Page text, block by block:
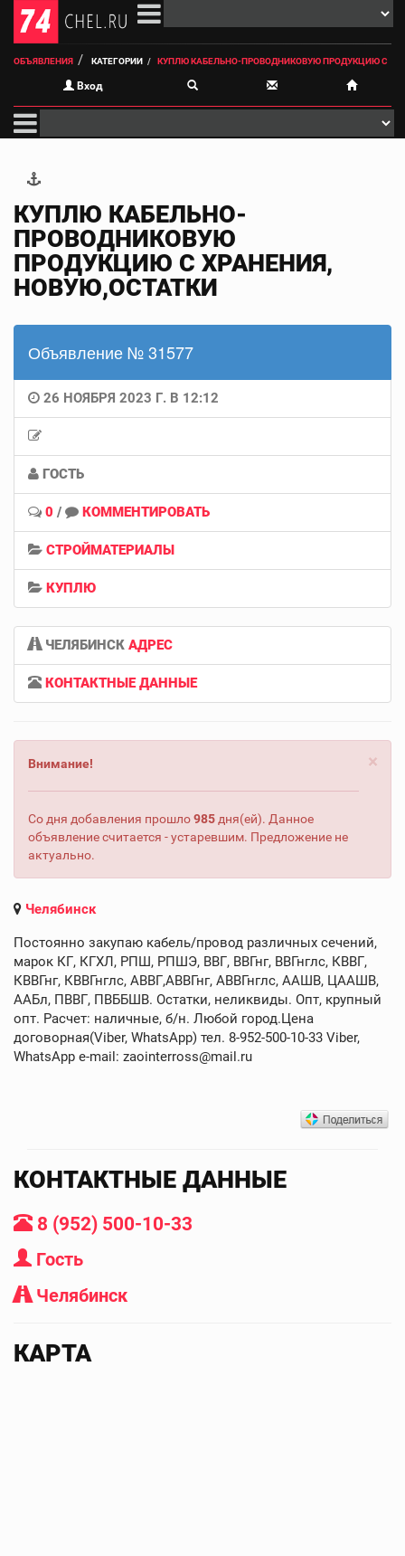
ОБЪЯВЛЕНИЯ КАТЕГОРИИ КУПЛЮ КАБЕЛЬНО-ПРОВОДНИКОВУЮ ПРОДУКЦИЮ С
Вход
КУПЛЮ КАБЕЛЬНО-
ПРОВОДНИКОВУЮ
ПРОДУКЦИЮ С ХРАНЕНИЯ,
НОВУЮ,ОСТАТКИ
Объявление № 31577
26 НОЯБРЯ 2023 Г. В 12:12
ГОСТЬ
0 / КОММЕНТИРОВАТЬ
СТРОЙМАТЕРИАЛЫ
КУПЛЮ
ЧЕЛЯБИНСК АДРЕС
КОНТАКТНЫЕ ДАННЫЕ
×
Внимание!
Со дня добавления прошло985 дня(ей). Данное
объявление считается - устаревшим. Предложение не
актуально.
Челябинск
Постоянно закупаю кабель/провод различных сечений,
марок КГ, КГХЛ, РПШ, РПШЭ, ВВГ, ВВГнг, ВВГнглс, КВВГ,
КВВГнг, КВВГнглс, АВВГ,АВВГнг, АВВГнглс, ААШВ, ЦААШВ,
ААБл, ПВВГ, ПВББШВ. Остатки, неликвиды. Опт, крупный
опт. Расчет: наличные, б/н. Любой город.Цена
договорная(Viber, WhatsApp) тел. 8-952-500-10-33 Viber,
WhatsApp e-mail: zaointerross@mail.ru
КОНТАКТНЫЕ ДАННЫЕ
8 (952) 500-10-33
Гость
Челябинск
КАРТА